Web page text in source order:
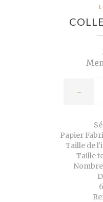
-
Papier
Taille de
Taille